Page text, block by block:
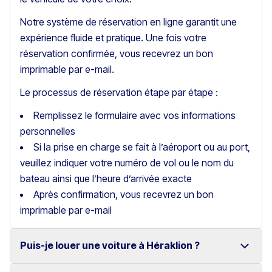
Notre système de réservation en ligne garantit une
expérience fluide et pratique. Une fois votre
réservation confirmée, vous recevrez un bon
imprimable par e-mail.
Le processus de réservation étape par étape :
Remplissez le formulaire avec vos informations
personnelles
Si la prise en charge se fait à l’aéroport ou au port,
veuillez indiquer votre numéro de vol ou le nom du
bateau ainsi que l’heure d’arrivée exacte
Après confirmation, vous recevrez un bon
imprimable par e-mail
Puis-je louer une voiture à Héraklion ?